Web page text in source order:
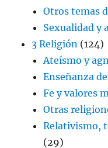
Otros temas
Sexualidad y
3 Religión (124)
Ateísmo y
Enseñanza
Fe y valores
Otras
Relativismo,
(29)